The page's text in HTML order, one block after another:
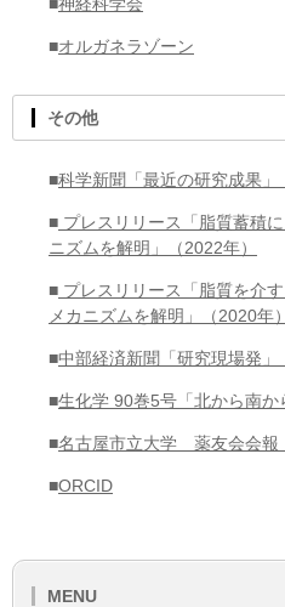
■オルガネラゾーン
その他
■科学新聞「最近の研究成果」
■ プレスリリース「脂質蓄積
ニズムを解明」（2022年）
■ プレスリリース「脂質を介
メカニズムを解明」（2020年）
■中部経済新聞「研究現場発」
■生化学 90巻5号「北から南か
■名古屋市立大学 薬友会会報
■ORCID
MENU